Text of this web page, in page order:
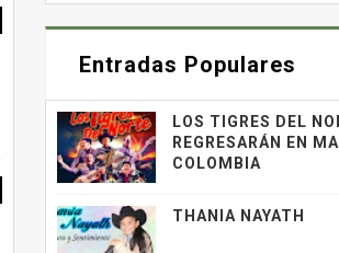
Entradas Populares
LOS TIGRES DEL
REGRESARÁN EN
COLOMBIA
THANIA NAYATH